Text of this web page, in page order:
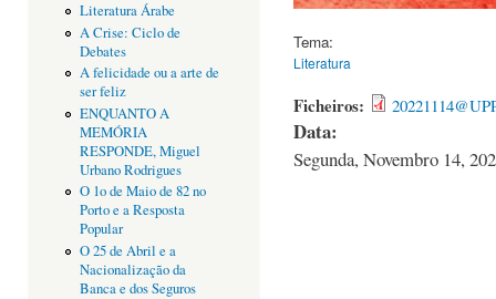
Literatura Árabe
A Crise: Ciclo de
Debates
A felicidade ou a arte de
ser feliz
ENQUANTO A
MEMÓRIA
RESPONDE, Miguel
Urbano Rodrigues
O 1o de Maio de 82 no
Porto e a Resposta
Popular
O 25 de Abril e a
Nacionalização da
Banca e dos Seguros
Tema:
Literatura
Ficheiros:
Data:
Segunda, Novembro 14,